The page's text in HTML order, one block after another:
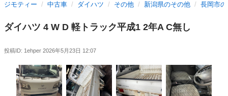
ジモティー 中古車 ダイハツ その他 新潟県のその他 長岡市
ダイハツ 4 W D 軽トラック平成1 2年A C無し
投稿ID: 1ehper 2026年5月23日 12:07